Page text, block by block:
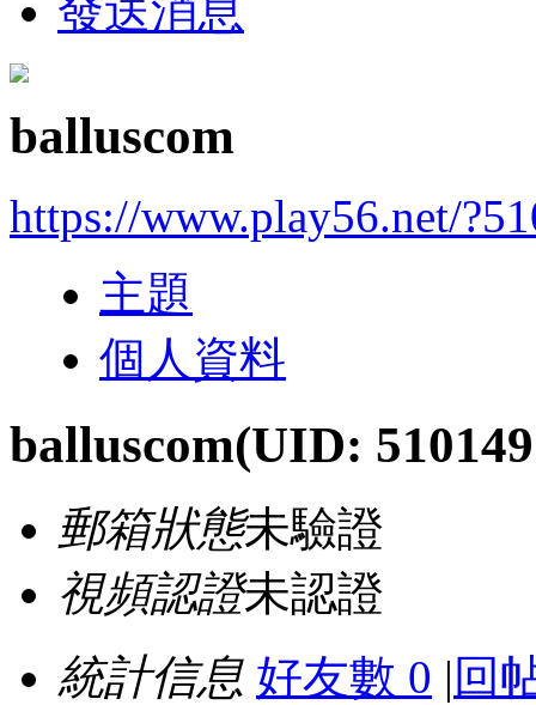
發送消息
balluscom
https://www.play56.net/
主題
個人資料
balluscom(UID:
郵箱狀態未驗證
視頻認證未認證
統計信息 好友數 0 | 回